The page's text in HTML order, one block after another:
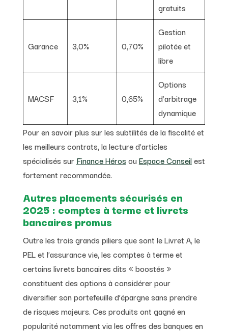
gratuits
Garance 3,0% 0,70%
Gestion
pilotée et
libre
MACSF 3,1% 0,65%
Options
d’arbitrage
dynamique
Pour en savoir plus sur les subtilités de la fiscalité et
les meilleurs contrats, la lecture d’articles
spécialisés sur Finance Héros ou Espace Conseilest
fortement recommandée.
Autres placements sécurisés en
2025 : comptes à terme et livrets
bancaires promus
Outre les trois grands piliers que sont le Livret A, le
PEL et l’assurance vie, les comptes à terme et
certains livrets bancaires dits « boostés »
constituent des options à considérer pour
diversifier son portefeuille d’épargne sans prendre
de risques majeurs. Ces produits ont gagné en
popularité notamment via les offres des banques en